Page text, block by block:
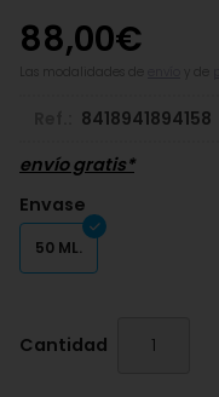
88,00€
8418941894158
envío gratis*
Envase
50 ML.
Cantidad